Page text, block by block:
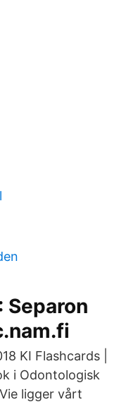
Separon
KI Flashcards |
i Odontologisk
ligger vårt